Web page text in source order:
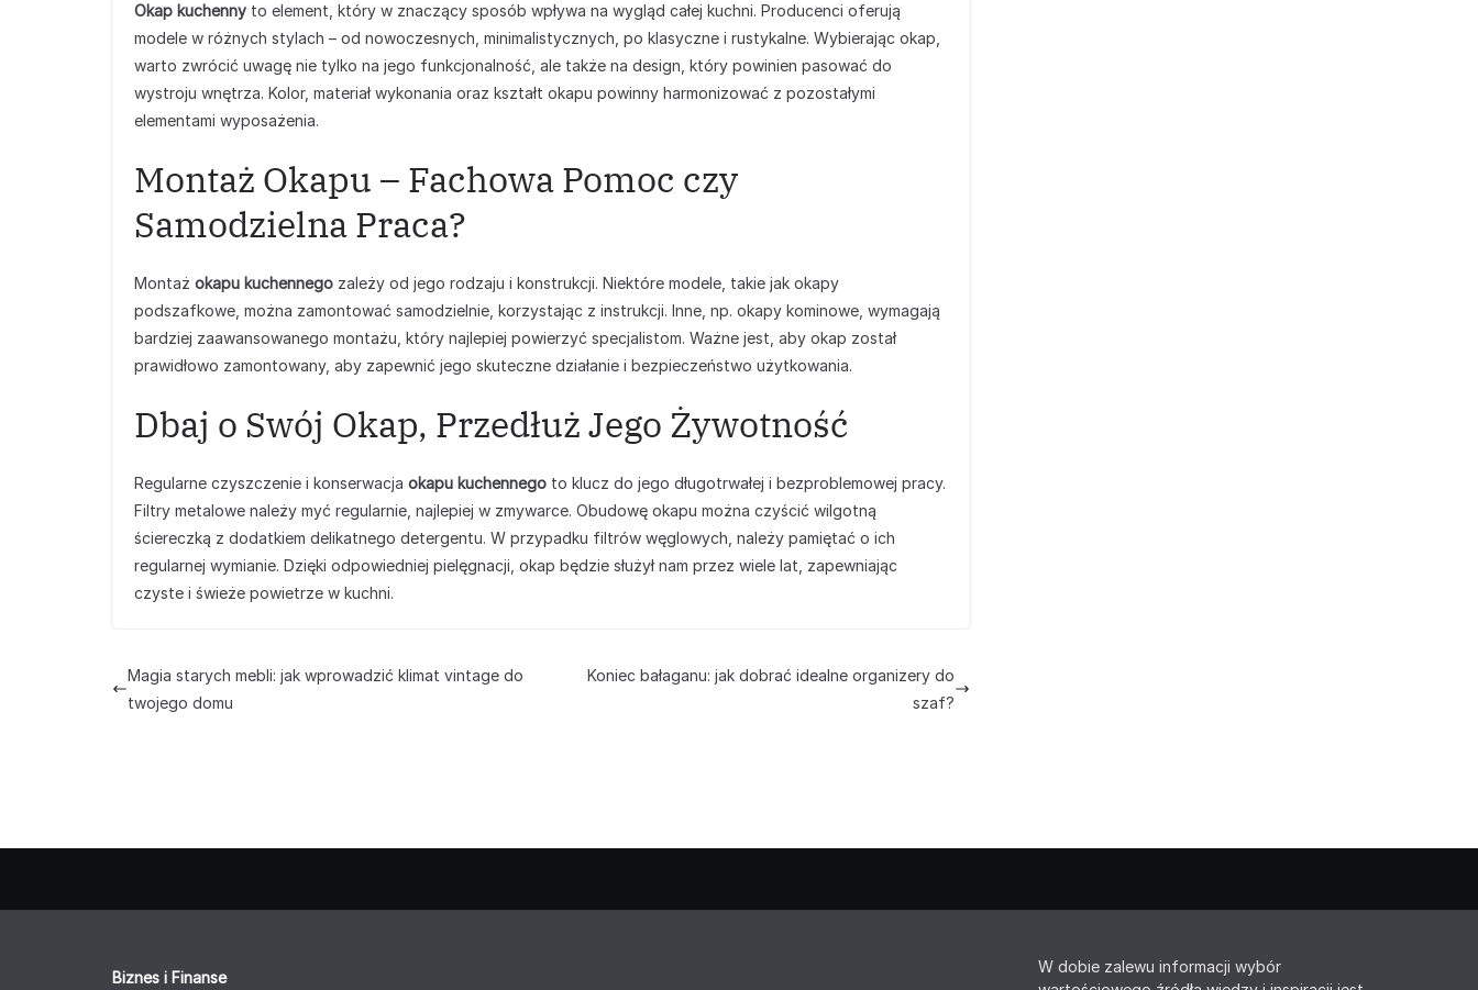
Okap kuchenny to element, który w znaczący sposób wpływa na wygląd całej kuchni. Producenci oferują
modele w różnych stylach – od nowoczesnych, minimalistycznych, po klasyczne i rustykalne. Wybierając okap,
warto zwrócić uwagę nie tylko na jego funkcjonalność, ale także na design, który powinien pasować do
wystroju wnętrza. Kolor, materiał wykonania oraz kształt okapu powinny harmonizować z pozostałymi
elementami wyposażenia.
Montaż Okapu – Fachowa Pomoc czy
Samodzielna Praca?
Montaż okapu kuchennego zależy od jego rodzaju i konstrukcji. Niektóre modele, takie jak okapy
podszafkowe, można zamontować samodzielnie, korzystając z instrukcji. Inne, np. okapy kominowe, wymagają
bardziej zaawansowanego montażu, który najlepiej powierzyć specjalistom. Ważne jest, aby okap został
prawidłowo zamontowany, aby zapewnić jego skuteczne działanie i bezpieczeństwo użytkowania.
Dbaj o Swój Okap, Przedłuż Jego Żywotność
Regularne czyszczenie i konserwacja okapu kuchennego to klucz do jego długotrwałej i bezproblemowej pracy.
Filtry metalowe należy myć regularnie, najlepiej w zmywarce. Obudowę okapu można czyścić wilgotną
ściereczką z dodatkiem delikatnego detergentu. W przypadku filtrów węglowych, należy pamiętać o ich
regularnej wymianie. Dzięki odpowiedniej pielęgnacji, okap będzie służył nam przez wiele lat, zapewniając
czyste i świeże powietrze w kuchni.
Magia starych mebli: jak wprowadzić klimat vintage do
twojego domu
Koniec bałaganu: jak dobrać idealne organizery do
szaf?
Biznes i Finanse
W dobie zalewu informacji wybór